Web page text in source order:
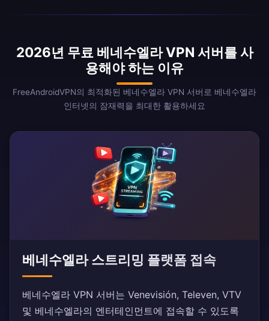
2026년 무료 베네수엘라 VPN 서버를 사
용해야 하는 이유
FreeAndroidVPN의 최적화된 베네수엘라 VPN 서버로 베네수엘라
인터넷의 잠재력을 최대한 활용하세요
베네수엘라 스트리밍 플랫폼 접속
베네수엘라 VPN 서버는 Venevisión, Televen, VTV
및 베네수엘라의 엔터테인먼트에 접속할 수 있도록